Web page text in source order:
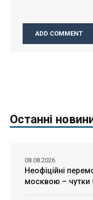
Останні
Неофіційні
москвою – чутки
08.08.2026